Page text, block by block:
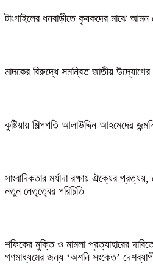
টাংগাইলের ধনবাড়ীতে কৃষকদের মাঝে
মাদকের বিরুদ্ধে সমন্বিত জাতীয়
কুষ্টিয়ায় শিল্পপতি আলাউদ্দিন আহমেদের
সাংবাদিকতার মর্যাদা রক্ষায় ঐক্যের
নতুন নেতৃত্বের পরিচিতি
শফিকের মুক্তি ও মামলা প্রত্যাহারের দাবিতে
গণমাধ্যমের জন্য ‘অশনি সংকেত’